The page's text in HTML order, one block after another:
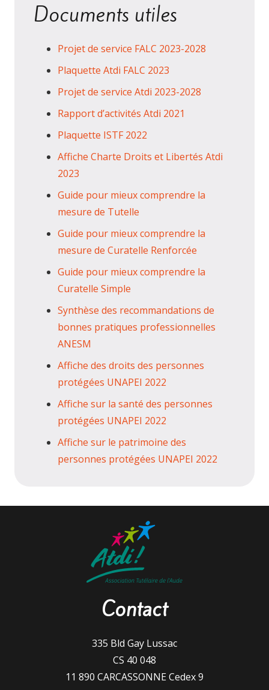
Documents utiles
Projet de service FALC 2023-2028
Plaquette Atdi FALC 2023
Projet de service Atdi 2023-2028
Rapport d’activités Atdi 2021
Plaquette ISTF 2022
Affiche Charte Droits et Libertés Atdi
2023
Guide pour mieux comprendre la
mesure de Tutelle
Guide pour mieux comprendre la
mesure de Curatelle Renforcée
Guide pour mieux comprendre la
Curatelle Simple
Synthèse des recommandations de
bonnes pratiques professionnelles
ANESM
Affiche des droits des personnes
protégées UNAPEI 2022
Affiche sur la santé des personnes
protégées UNAPEI 2022
Affiche sur le patrimoine des
personnes protégées UNAPEI 2022
Contact
335 Bld Gay Lussac
CS 40 048
11 890 CARCASSONNE Cedex 9